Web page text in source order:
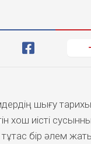
шығу
хош иісті
бір әлем